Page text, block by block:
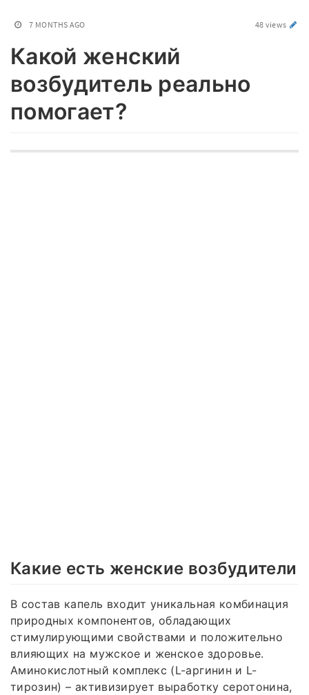
7 MONTHS AGO 48 views
Какой женский
возбудитель реально
помогает?
Какие есть женские возбудители
В состав капель входит уникальная комбинация
природных компонентов, обладающих
стимулирующими свойствами и положительно
влияющих на мужское и женское здоровье.
Аминокислотный комплекс (L-аргинин и L-
тирозин) – активизирует выработку серотонина,